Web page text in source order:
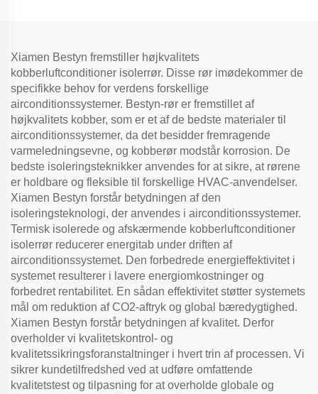
Xiamen Bestyn fremstiller højkvalitets
kobberluftconditioner isolerrør. Disse rør imødekommer de
specifikke behov for verdens forskellige
airconditionssystemer. Bestyn-rør er fremstillet af
højkvalitets kobber, som er et af de bedste materialer til
airconditionssystemer, da det besidder fremragende
varmeledningsevne, og kobberør modstår korrosion. De
bedste isoleringsteknikker anvendes for at sikre, at rørene
er holdbare og fleksible til forskellige HVAC-anvendelser.
Xiamen Bestyn forstår betydningen af den
isoleringsteknologi, der anvendes i airconditionssystemer.
Termisk isolerede og afskærmende kobberluftconditioner
isolerrør reducerer energitab under driften af
airconditionssystemet. Den forbedrede energieffektivitet i
systemet resulterer i lavere energiomkostninger og
forbedret rentabilitet. En sådan effektivitet støtter systemets
mål om reduktion af CO2-aftryk og global bæredygtighed.
Xiamen Bestyn forstår betydningen af kvalitet. Derfor
overholder vi kvalitetskontrol- og
kvalitetssikringsforanstaltninger i hvert trin af processen. Vi
sikrer kundetilfredshed ved at udføre omfattende
kvalitetstest og tilpasning for at overholde globale og